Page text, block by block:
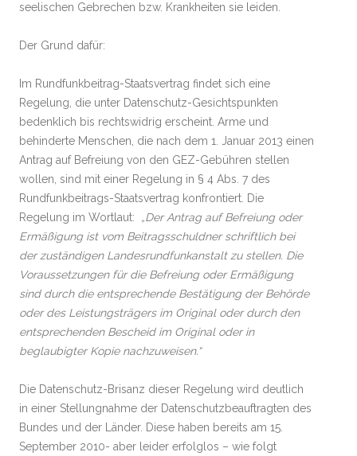
seelischen Gebrechen bzw. Krankheiten sie leiden.
Der Grund dafür:
Im Rundfunkbeitrag-Staatsvertrag findet sich eine
Regelung, die unter Datenschutz-Gesichtspunkten
bedenklich bis rechtswidrig erscheint. Arme und
behinderte Menschen, die nach dem 1. Januar 2013 einen
Antrag auf Befreiung von den GEZ-Gebühren stellen
wollen, sind mit einer Regelung in § 4 Abs. 7 des
Rundfunkbeitrags-Staatsvertrag konfrontiert. Die
Regelung im Wortlaut:
„Der Antrag auf Befreiung oder
Ermäßigung ist vom Beitragsschuldner schriftlich bei
der zuständigen Landesrundfunkanstalt zu stellen. Die
Voraussetzungen für die Befreiung oder Ermäßigung
sind durch die entsprechende Bestätigung der Behörde
oder des Leistungsträgers im Original oder durch den
entsprechenden Bescheid im Original oder in
beglaubigter Kopie nachzuweisen.“
Die Datenschutz-Brisanz dieser Regelung wird deutlich
in einer Stellungnahme der Datenschutzbeauftragten des
Bundes und der Länder. Diese haben bereits am 15.
September 2010- aber leider erfolglos – wie folgt